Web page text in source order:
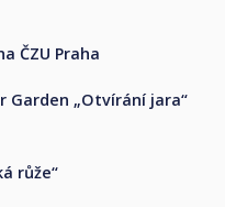
ČZU Praha
Garden „Otvírání jara“
růže“